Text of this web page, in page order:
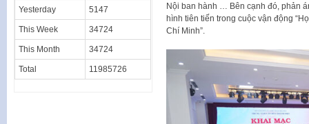
Nội ban hành … Bên cạnh đó, phản
hình tiên tiến trong cuộc vận động
Chí Minh”.
Yesterday 5147
This Week 34724
This Month 34724
Total 11985726